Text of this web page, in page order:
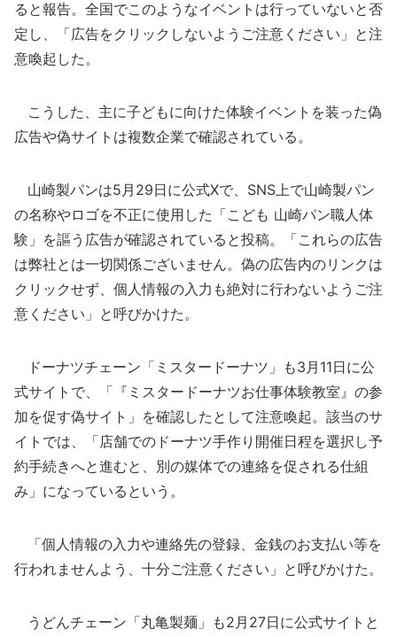
ると報告。全国でこのようなイベントは行っていないと否
定し、「広告をクリックしないようご注意ください」と注
意喚起した。
こうした、主に子どもに向けた体験イベントを装った偽
広告や偽サイトは複数企業で確認されている。
山崎製パンは5月29日に公式Xで、SNS上で山崎製パン
の名称やロゴを不正に使用した「こども 山崎パン職人体
験」を謳う広告が確認されていると投稿。「これらの広告
は弊社とは一切関係ございません。偽の広告内のリンクは
クリックせず、個人情報の入力も絶対に行わないようご注
意ください」と呼びかけた。
ドーナツチェーン「ミスタードーナツ」も3月11日に公
式サイトで、「『ミスタードーナツお仕事体験教室』の参
加を促す偽サイト」を確認したとして注意喚起。該当のサ
イトでは、「店舗でのドーナツ手作り開催日程を選択し予
約手続きへと進むと、別の媒体での連絡を促される仕組
み」になっているという。
「個人情報の入力や連絡先の登録、金銭のお支払い等を
行われませんよう、十分ご注意ください」と呼びかけた。
うどんチェーン「丸亀製麺」も2月27日に公式サイトと